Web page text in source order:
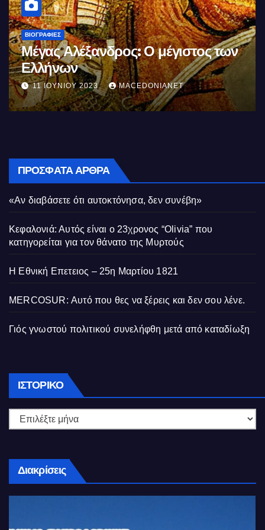
ΒΙΟΓΡΑΦΊΕΣ
Μέγας Αλέξανδρος: Ο μέγιστος των
Ελλήνων
11 ΙΟΥΝΊΟΥ 2023 MACEDONIANET
ΠΡΌΣΦΑΤΑ ΆΡΘΡΑ
«Αν διαβάσετε ότι αυτοκτόνησα, δεν συνέβη»
Κεφαλονιά: Αυτός είναι ο 23χρονος “Olivia” που
κατηγορείται για τον θάνατο της Μυρτούς
Η Εθνική Επετειος – 25η Μαρτίου 1821
MERCOSUR: Αυτό που θες να ξέρεις και δεν σου λένε.
Γιός γνωστού πολιτικού συνελήφθη μετά από καταδίωξη
ΙΣΤΟΡΙΚΌ Ιστορικό
Διακρίσεις